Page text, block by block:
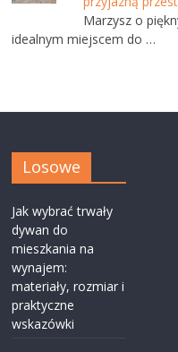
Marzysz o
idealnym miejscem do …
Losowe
Jak wybrać trwały
dywan do
mieszkania na
wynajem:
materiały, rozmiar i
praktyczne
wskazówki